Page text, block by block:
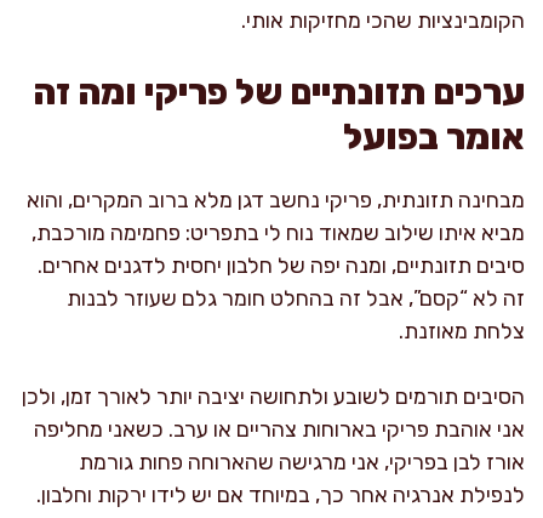
הקומבינציות שהכי מחזיקות אותי.
ערכים תזונתיים של פריקי ומה זה
אומר בפועל
מבחינה תזונתית, פריקי נחשב דגן מלא ברוב המקרים, והוא
מביא איתו שילוב שמאוד נוח לי בתפריט: פחמימה מורכבת,
סיבים תזונתיים, ומנה יפה של חלבון יחסית לדגנים אחרים.
זה לא “קסם”, אבל זה בהחלט חומר גלם שעוזר לבנות
צלחת מאוזנת.
הסיבים תורמים לשובע ולתחושה יציבה יותר לאורך זמן, ולכן
אני אוהבת פריקי בארוחות צהריים או ערב. כשאני מחליפה
אורז לבן בפריקי, אני מרגישה שהארוחה פחות גורמת
לנפילת אנרגיה אחר כך, במיוחד אם יש לידו ירקות וחלבון.